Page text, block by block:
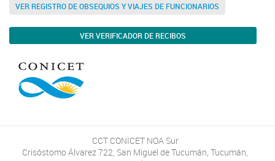
VER REGISTRO DE OBSEQUIOS Y VIAJES DE FUNCIONARIOS
VER VERIFICADOR DE RECIBOS
CCT CONICET NOA Sur
Crisóstomo Álvarez 722, San Miguel de Tucumán, Tucumán,